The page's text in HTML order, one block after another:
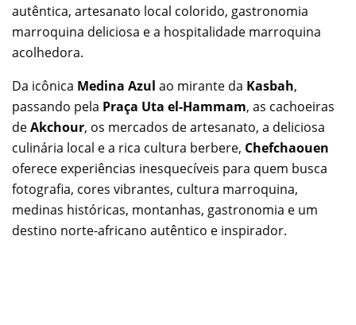
autêntica, artesanato local colorido, gastronomia
marroquina deliciosa e a hospitalidade marroquina
acolhedora.
Da icônica Medina Azul ao mirante da Kasbah,
passando pela Praça Uta el-Hammam, as cachoeiras
deAkchour, os mercados de artesanato, a deliciosa
culinária local e a rica cultura berbere, Chefchaouen
oferece experiências inesquecíveis para quem busca
fotografia, cores vibrantes, cultura marroquina,
medinas históricas, montanhas, gastronomia e um
destino norte-africano autêntico e inspirador.